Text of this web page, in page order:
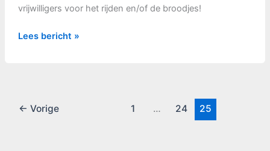
vrijwilligers voor het rijden en/of de broodjes!
jaarlijks
maart
Lees bericht »
← Vorige 1 … 24 25